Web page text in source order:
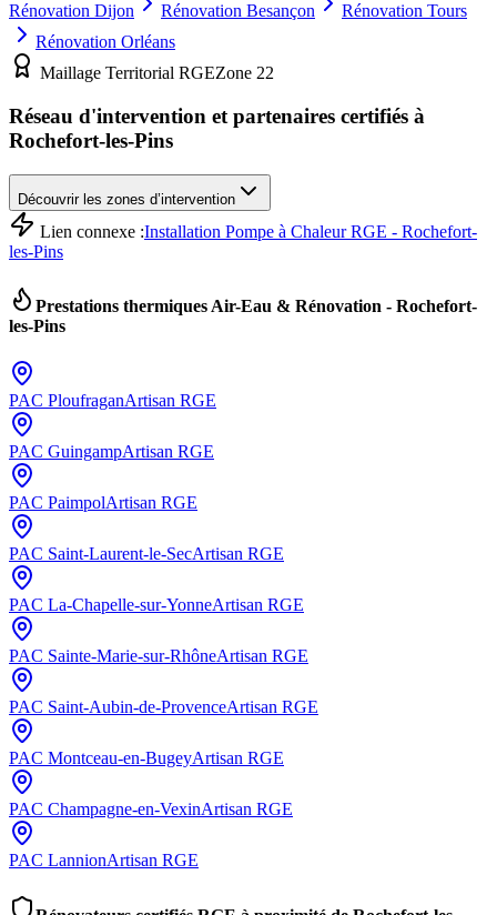
Rénovation Dijon Rénovation Besançon Rénovation Tours
Rénovation Orléans
Maillage Territorial RGEZone 22
Réseau d'intervention et partenaires certifiés à
Rochefort-les-Pins
Découvrir les zones d’intervention
Lien connexe :Installation Pompe à Chaleur RGE - Rochefort-
les-Pins
Prestations thermiques Air-Eau & Rénovation - Rochefort-
les-Pins
PAC PloufraganArtisan RGE
PAC GuingampArtisan RGE
PAC PaimpolArtisan RGE
PAC Saint-Laurent-le-SecArtisan RGE
PAC La-Chapelle-sur-YonneArtisan RGE
PAC Sainte-Marie-sur-RhôneArtisan RGE
PAC Saint-Aubin-de-ProvenceArtisan RGE
PAC Montceau-en-BugeyArtisan RGE
PAC Champagne-en-VexinArtisan RGE
PAC LannionArtisan RGE